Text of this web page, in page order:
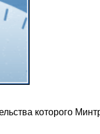
которого